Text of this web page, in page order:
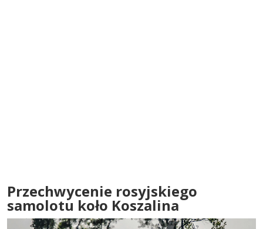
Przechwycenie rosyjskiego
samolotu koło Koszalina